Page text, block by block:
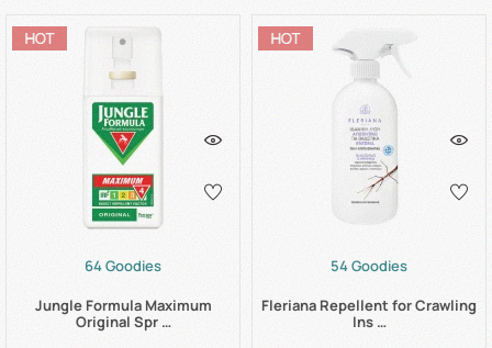
64 Goodies
Jungle Formula Maximum
Original Spr …
54 Goodies
Fleriana Repellent for Crawling
Ins …